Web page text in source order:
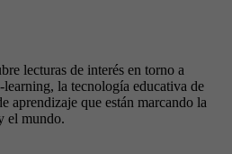
lecturas de interés en torno a
la tecnología educativa de
aprendizaje que están marcando la
el mundo.